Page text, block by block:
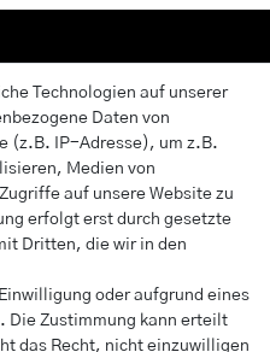
Technologien auf unserer
Daten von
(z.B. IP-Adresse), um z.B.
Medien von
auf unsere Website zu
erfolgt erst durch gesetzte
Dritten, die wir in den
oder aufgrund eines
Die Zustimmung kann erteilt
das Recht, nicht einzuwilligen